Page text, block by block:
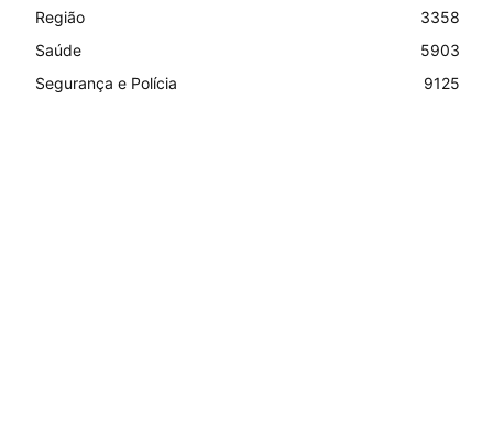
Região
3358
Saúde
5903
Segurança e Polícia
9125